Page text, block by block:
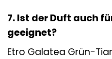
7. Ist der Duft auch
geeignet?
Etro Galatea Grün-